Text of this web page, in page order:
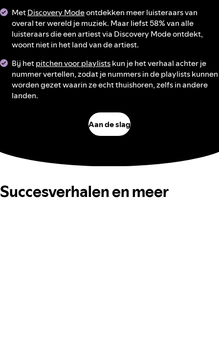
MetDiscovery Modeontdekken meer luisteraars van
overal ter wereld je muziek. Maar liefst 58% van alle
luisteraars die een artiest via Discovery Mode ontdekt,
woont niet in het land van de artiest.
Bij hetpitchen voor playlistskun je het verhaal achter je
nummer vertellen, zodat je nummers in de playlists kunnen
worden gezet waarin ze echt thuishoren, zelfs in andere
landen.
Aan de slag
Succesverhalen en meer